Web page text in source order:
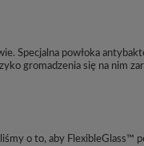
powłoka
gromadzenia się na nim
o to, aby FlexibleGlass™